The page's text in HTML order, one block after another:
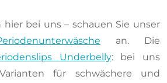
bei uns – schauen Sie unser
an. Die
Underbelly: bei uns
für schwächere und